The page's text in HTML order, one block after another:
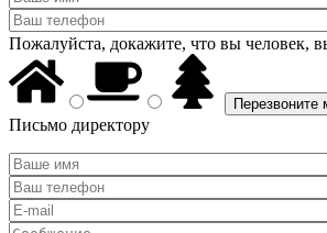
Пожалуйста, докажите, что вы человек,
Письмо директору